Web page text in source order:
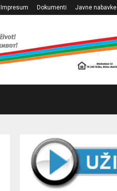
Impresum Dokumenti Javne nabavke